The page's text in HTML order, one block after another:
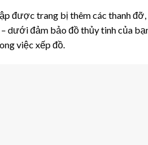
được trang bị thêm các thanh
đảm bảo đồ thủy tinh của
việc xếp đồ.